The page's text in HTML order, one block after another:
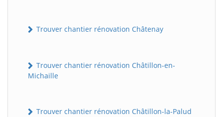
Trouver chantier rénovation Châtenay
Trouver chantier rénovation Châtillon-en-
Michaille
Trouver chantier rénovation Châtillon-la-Palud